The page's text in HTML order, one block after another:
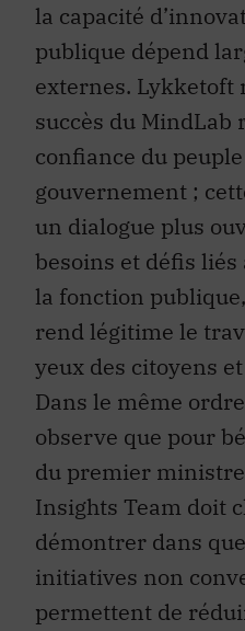
la capacité
publique dépend
externes. Lykketoft
succès du MindLab
confiance du
gouvernement ;
un dialogue plus
besoins et défis liés
la fonction
rend légitime le
yeux des citoyens
Dans le même
observe que pour
du premier
Insights Team doit
démontrer dans
initiatives non
permettent de